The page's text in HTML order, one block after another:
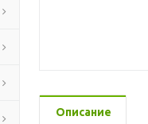
Описание